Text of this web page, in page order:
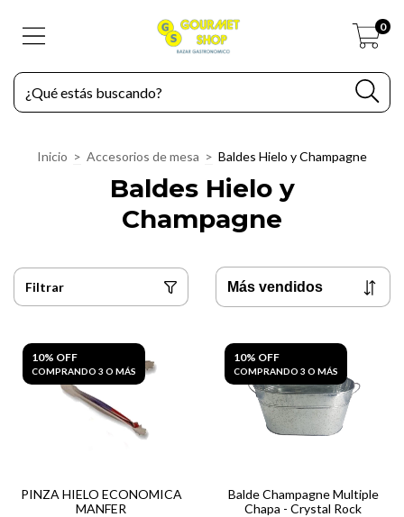
0
Inicio > Accesorios de mesa > Baldes Hielo y Champagne
Baldes Hielo y
Champagne
Filtrar
10% OFF
COMPRANDO 3 O MÁS
PINZA HIELO ECONOMICA
MANFER
10% OFF
COMPRANDO 3 O MÁS
Balde Champagne Multiple
Chapa - Crystal Rock